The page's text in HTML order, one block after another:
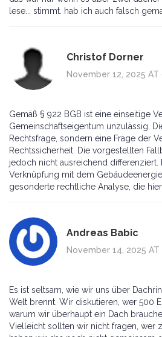
lese... stimmt. hab ich auch falsch
Christof Dorner
November 12, 2025 AT
Gemäß § 922 BGB ist eine einseitige
Gemeinschaftseigentum unzulässig.
Rechtsfrage, sondern eine Frage der
Rechtssicherheit. Die vorgestellten
jedoch nicht ausreichend differenziert.
Verknüpfung mit dem
gesonderte rechtliche Analyse, die
Andreas Babic
November 14, 2025 AT
Es ist seltsam, wie wir uns über
Welt brennt. Wir diskutieren, wer 500
warum wir überhaupt ein Dach
Vielleicht sollten wir nicht fragen, wer